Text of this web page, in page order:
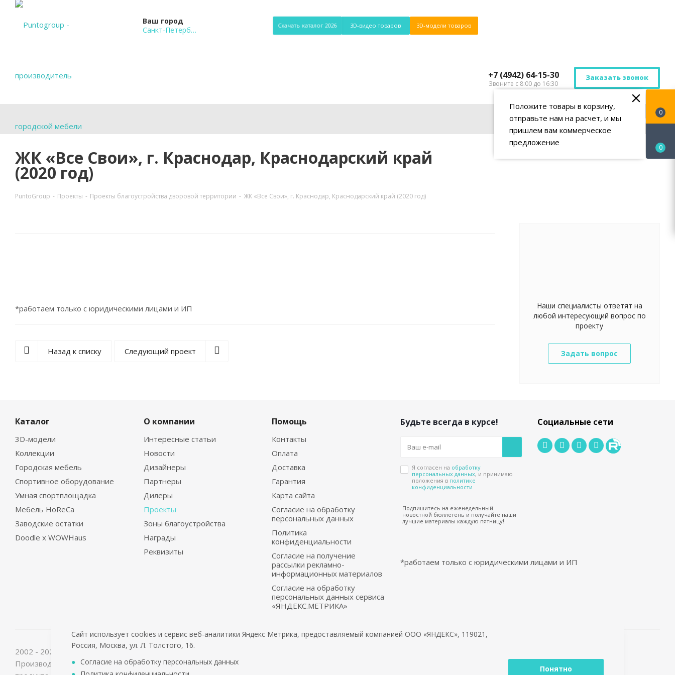
Ваш город
Санкт-Петербург
Скачать каталог 2026 3D-видео товаров 3D-модели товаров
+7 (4942) 64-15-30
Звоните с 8:00 до 16:30
Заказать звонок
ЖК «Все Свои», г. Краснодар, Краснодарский край
(2020 год)
PuntoGroup - Проекты - Проекты благоустройства дворовой территории - ЖК «Все Свои», г. Краснодар, Краснодарский край (2020 год)
Наши специалисты ответят на
любой интересующий вопрос по
проекту
Задать вопрос
*работаем только с юридическими лицами и ИП
Назад к списку Следующий проект
Каталог
3D-модели
Коллекции
Городская мебель
Спортивное оборудование
Умная спортплощадка
Мебель HoReCa
Заводские остатки
Doodle x WOWHaus
О компании
Интересные статьи
Новости
Дизайнеры
Партнеры
Дилеры
Проекты
Зоны благоустройства
Награды
Реквизиты
Помощь
Контакты
Оплата
Доставка
Гарантия
Карта сайта
Согласие на обработку
персональных данных
Политика
конфиденциальности
Согласие на получение
рассылки рекламно-
информационных материалов
Согласие на обработку
персональных данных сервиса
«ЯНДЕКС.МЕТРИКА»
Будьте всегда в курсе!
Я согласен на обработку
персональных данных, и принимаю
положения в политике
конфиденциальности
Подпишитесь на еженедельный
новостной бюллетень и получайте наши
лучшие материалы каждую пятницу!
Социальные сети
*работаем только с юридическими лицами и ИП
2002 - 2026 © PuntoGroup - производитель городской мебели.
Производитель имеет право вносить изменения в техническую документацию с минимальными изменениями во внешнем виде
0
0
Положите товары в корзину,
отправьте нам на расчет, и мы
пришлем вам коммерческое
предложение
Сайт использует cookies и сервис веб-аналитики Яндекс Метрика, предоставляемый компанией ООО «ЯНДЕКС», 119021,
Россия, Москва, ул. Л. Толстого, 16.
Согласие на обработку персональных данных
Понятно